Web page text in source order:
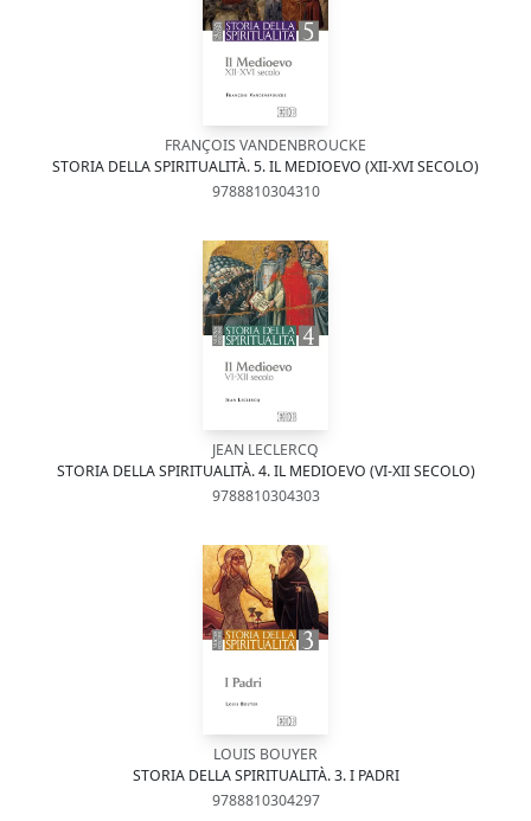
FRANÇOIS VANDENBROUCKE
STORIA DELLA SPIRITUALITÀ. 5. IL MEDIOEVO (XII-XVI SECOLO)
9788810304310
JEAN LECLERCQ
STORIA DELLA SPIRITUALITÀ. 4. IL MEDIOEVO (VI-XII SECOLO)
9788810304303
LOUIS BOUYER
STORIA DELLA SPIRITUALITÀ. 3. I PADRI
9788810304297